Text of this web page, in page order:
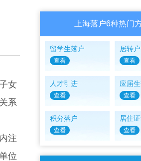
女
系
注
位
上海落户6种热门
留学生落户
查看
居转户
查看
人才引进
查看
应届
查看
积分落户
查看
居住
查看